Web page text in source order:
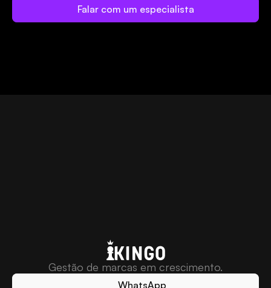
Falar com um especialista
Gestão de marcas em crescimento.
WhatsApp